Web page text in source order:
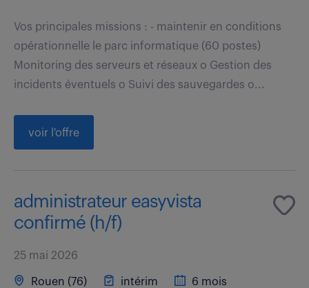
Vos principales missions : - maintenir en conditions
opérationnelle le parc informatique (60 postes)
Monitoring des serveurs et réseaux o Gestion des
incidents éventuels o Suivi des sauvegardes o...
voir l'offre
administrateur easyvista
confirmé (h/f)
25 mai 2026
Rouen (76) intérim 6 mois